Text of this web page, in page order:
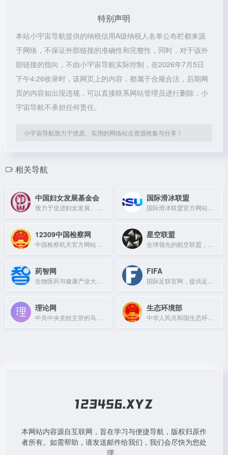
特别声明
本站小宇宙导航提供的纳税信用A级纳税人名单公布栏都来源
于网络，不保证外部链接的准确性和完整性，同时，对于该外
部链接的指向，不由小宇宙导航实际控制，在2026年7月5日
下午4:26收录时，该网页上的内容，都属于合规合法，后期网
页的内容如出现违规，可以直接联系网站管理员进行删除，小
宇宙导航不承担任何责任。
小宇宙导航致力于优质、实用的网络站点资源收集与分享！
相关导航
中国妇女发展基金会 国际滑冰联盟
12309中国检察网 星空联盟
药智网 FIFA
理论网 生态环境部
本网站内容源自互联网，旨在学习与便捷导航，版权归原作
者所有。如需帮助，请发送邮件给我们，我们会尽快为您处
理。